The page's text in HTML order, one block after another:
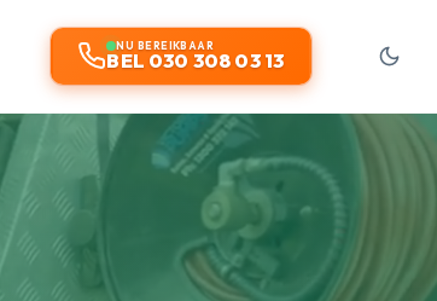
NU BEREIKBAAR
BEL 030 308 03 13